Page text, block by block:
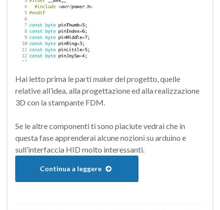
Hai letto prima le parti makerdel progetto, quelle
relative all’idea, alla progettazione ed alla realizzazione
3D con la stampante FDM.
Se le altre componenti ti sono piaciute vedrai che in
questa fase apprenderai alcune nozioni su arduino e
sull’interfaccia HID molto interessanti.
Continua a leggere